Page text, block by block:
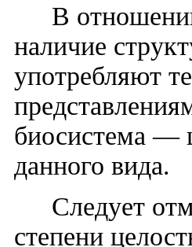
В
наличие
употребляют
биосистема —
данного вида.
Следует
степени